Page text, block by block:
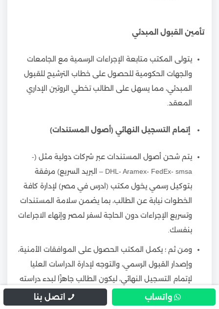
تأمين القبول المبدئي
يتولى المكتب متابعة الإجراءات الرسمية مع الجامعات
والجهات الحكومية للحصول على خطاب الترشيح للقبول
المبدئي، مما يسهل على الطالب تخطي الروتين الإداري
المعقد.
إتمام التسجيل النهائي (أصول المستندات)
يتم شحن أصول المستندات عبر شركات دولية مثل (-
DHL- Aramex- FedEx- smsa – البريد السريع) مرفقة
بتوكيل رسمي يخول مكتب (ادرس في مصر) لإدارة كافة
الخطوات نيابة عن الطالب، بما يضمن سلامة المستندات
وتسريع الإجراءات دون الحاجة لسفر لمصر وإنهاء الاجراءات
بنفسك.
ومن ثم ؛ يكمل المكتب الحصول على الموافقات الأمنية،
وإصدار القبول الرسمي، والتوجه لإدارة الدراسات العليا
لإتمام التسجيل النهائي، ليكون الطالب جاهزًا لبدء دراسته
بشكل قانوني ورسمي.
واتساب اتصل بنا